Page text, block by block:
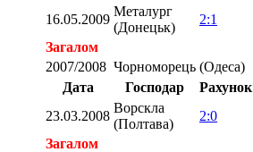
16.05.2009
Металург
(Донецьк)
2:1
Загалом
2007/2008 Чорноморець (Одеса)
Дата
Господар Рахунок
23.03.2008
Ворскла
(Полтава)
2:0
Загалом